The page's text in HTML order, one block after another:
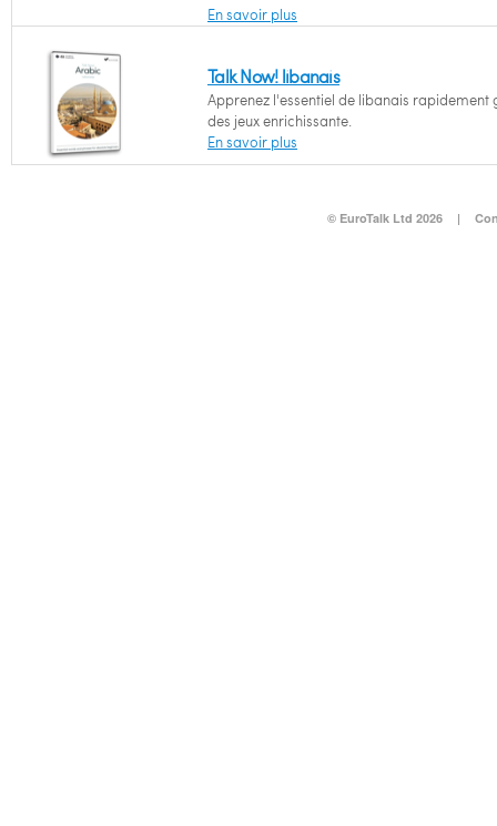
En savoir plus
Talk Now! libanais
Apprenez l'essentiel de libanais rapidement
des jeux enrichissante.
En savoir plus
© EuroTalk Ltd 2026 |